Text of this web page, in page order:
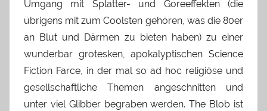
Umgang mit Splatter- und Goreeffekten (die
übrigens mit zum Coolsten gehören, was die 80er
an Blut und Därmen zu bieten haben) zu einer
wunderbar grotesken, apokalyptischen Science
Fiction Farce, in der mal so ad hoc religiöse und
gesellschaftliche Themen angeschnitten und
unter viel Glibber begraben werden. The Blob ist